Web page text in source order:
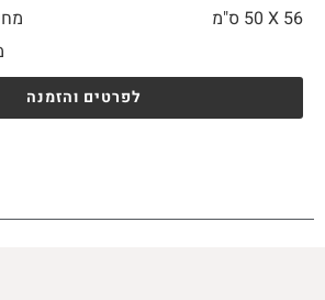
56 X
לפרטים והזמנה